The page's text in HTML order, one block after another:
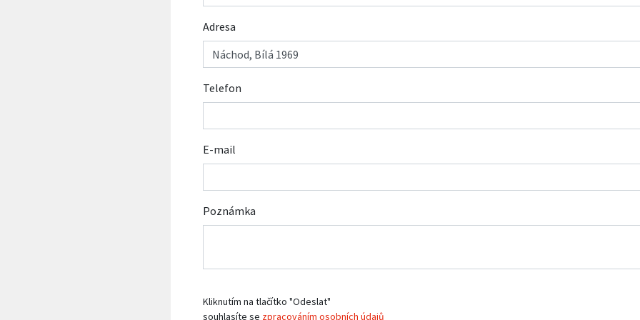
Adresa
Telefon
E-mail
Poznámka
Kliknutím na tlačítko "Odeslat"
souhlasíte se zpracováním osobních údajů